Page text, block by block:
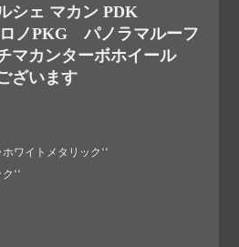
シェ マカン PDK
ノPKG パノラマルーフ
マカンターボホイール
ざいます
ワイトメタリック‘‘
‘‘